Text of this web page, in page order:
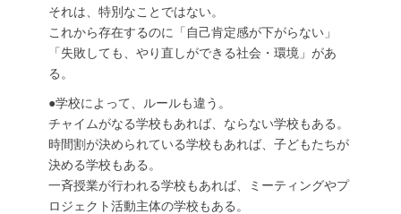
それは、特別なことではない。
これから存在するのに「自己肯定感が下がらない」
「失敗しても、やり直しができる社会・環境」があ
る。
●学校によって、ルールも違う。
チャイムがなる学校もあれば、ならない学校もある。
時間割が決められている学校もあれば、子どもたちが
決める学校もある。
一斉授業が行われる学校もあれば、ミーティングやプ
ロジェクト活動主体の学校もある。